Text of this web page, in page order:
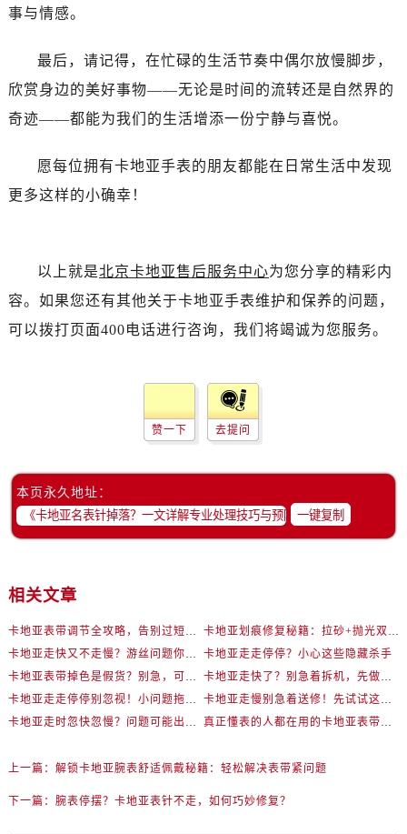
事与情感。
最后，请记得，在忙碌的生活节奏中偶尔放慢脚步，
欣赏身边的美好事物——无论是时间的流转还是自然界的
奇迹——都能为我们的生活增添一份宁静与喜悦。
愿每位拥有卡地亚手表的朋友都能在日常生活中发现
更多这样的小确幸！
以上就是北京卡地亚售后服务中心为您分享的精彩内
容。如果您还有其他关于卡地亚手表维护和保养的问题，
可以拨打页面400电话进行咨询，我们将竭诚为您服务。
赞一下 去提问
本页永久地址：
一键复制
相关文章
卡地亚走走停停？小心这些隐藏杀手
上一篇： 解锁卡地亚腕表舒适佩戴秘籍：轻松解决表带紧问题
下一篇： 腕表停摆？卡地亚表针不走，如何巧妙修复？